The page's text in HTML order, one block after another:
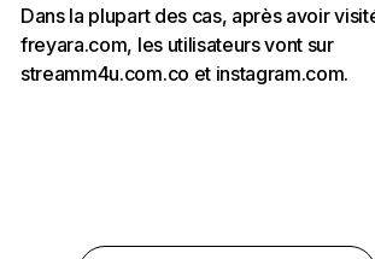
Dans la plupart des cas, après avoir
freyara.com, les utilisateurs vont sur
streamm4u.com.co et instagram.com.